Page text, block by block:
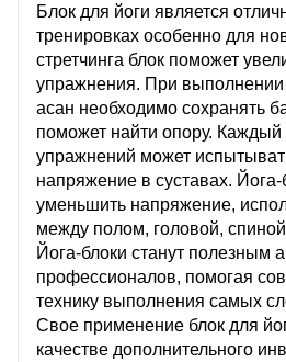
Блок для йоги является
тренировках особенно для
стретчинга блок поможет
упражнения. При
асан необходимо сохранять
поможет найти опору.
упражнений может
напряжение в суставах. Йога-
уменьшить напряжение,
между полом, головой,
Йога-блоки станут полезным
профессионалов, помогая
технику выполнения самых
Свое применение блок для
качестве дополнительного